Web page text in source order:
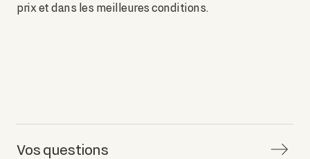
prix et dans les meilleures conditions.
Vos questions